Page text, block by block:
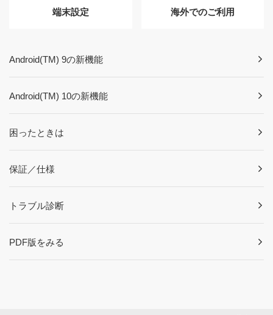
端末設定 海外でのご利用
Android(TM) 9の新機能
Android(TM) 10の新機能
困ったときは
保証／仕様
トラブル診断
PDF版をみる